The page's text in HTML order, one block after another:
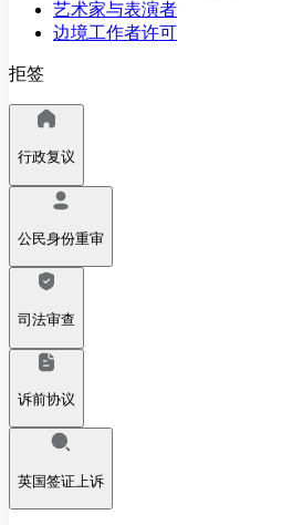
艺术家与表演者
边境工作者许可
拒签
行政复议
公民身份重审
司法审查
诉前协议
英国签证上诉